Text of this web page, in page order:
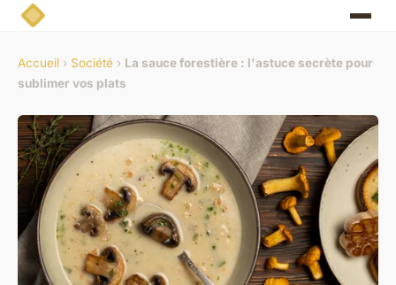
Accueil › Société › La sauce forestière : l'astuce secrète pour
sublimer vos plats